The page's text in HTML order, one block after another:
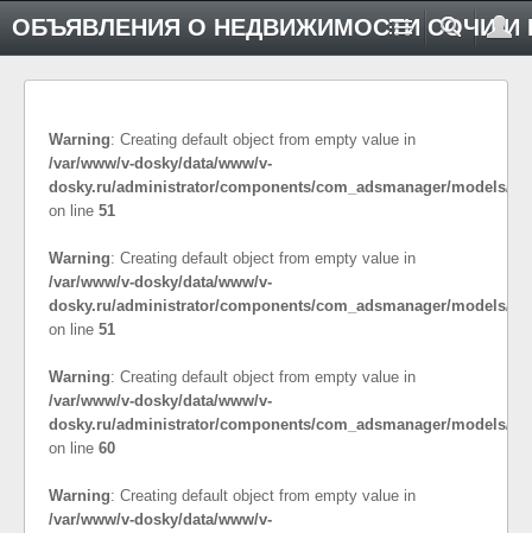
ОБЪЯВЛЕНИЯ О НЕДВИЖИМОСТИ СОЧИ И
Warning: Creating default object from empty value in
/var/www/v-dosky/data/www/v-
dosky.ru/administrator/components/com_adsmanager/models/
on line 51
Warning: Creating default object from empty value in
/var/www/v-dosky/data/www/v-
dosky.ru/administrator/components/com_adsmanager/models/
on line 51
Warning: Creating default object from empty value in
/var/www/v-dosky/data/www/v-
dosky.ru/administrator/components/com_adsmanager/models/
on line 60
Warning: Creating default object from empty value in
/var/www/v-dosky/data/www/v-